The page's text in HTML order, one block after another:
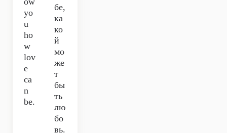
yo
u
ho
w
lov
e
ca
n
be.
бе,
ка
ко
й
мо
же
т
бы
ть
лю
бо
вь.